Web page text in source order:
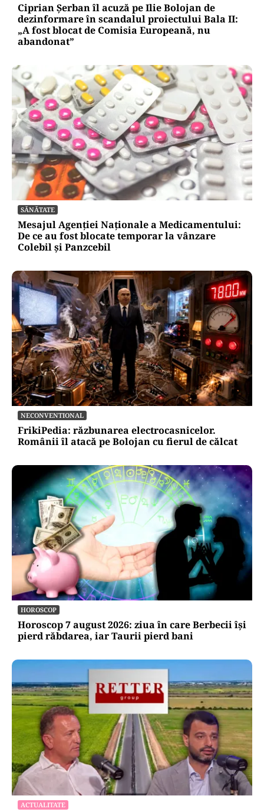
Ciprian Șerban îl acuză pe Ilie Bolojan de
dezinformare în scandalul proiectului Bala II:
„A fost blocat de Comisia Europeană, nu
abandonat”
SĂNĂTATE
Mesajul Agenției Naționale a Medicamentului:
De ce au fost blocate temporar la vânzare
Colebil și Panzcebil
NECONVENTIONAL
FrikiPedia: răzbunarea electrocasnicelor.
Românii îl atacă pe Bolojan cu fierul de călcat
HOROSCOP
Horoscop 7 august 2026: ziua în care Berbecii își
pierd răbdarea, iar Taurii pierd bani
ACTUALITATE